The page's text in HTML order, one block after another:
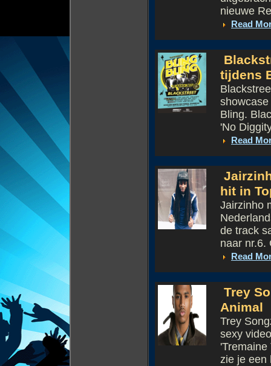
nieuwe
Read
tijdens
Bling.
'No
Read
hit in
Jairzinho
de track
naar nr.6.
Read
Trey
Animal
Trey
sexy
zie je een